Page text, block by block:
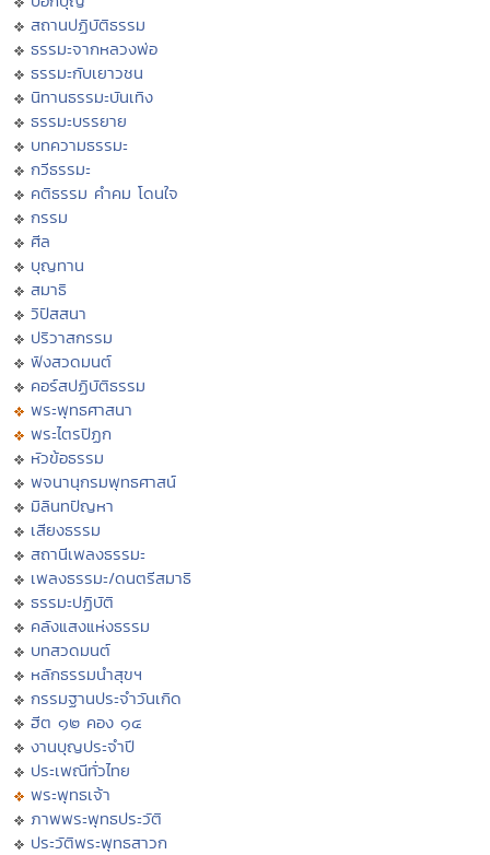
สถานปฏิบัติธรรม
ธรรมะจากหลวงพ่อ
ธรรมะกับเยาวชน
นิทานธรรมะบันเทิง
ธรรมะบรรยาย
บทความธรรมะ
กวีธรรมะ
คติธรรม คำคม โดนใจ
กรรม
ศีล
บุญทาน
สมาธิ
วิปัสสนา
ปริวาสกรรม
ฟังสวดมนต์
คอร์สปฏิบัติธรรม
พระพุทธศาสนา
พระไตรปิฏก
หัวข้อธรรม
พจนานุกรมพุทธศาสน์
มิลินทปัญหา
เสียงธรรม
สถานีเพลงธรรมะ
เพลงธรรมะ/ดนตรีสมาธิ
ธรรมะปฏิบัติ
คลังแสงแห่งธรรม
บทสวดมนต์
หลักธรรมนำสุขฯ
กรรมฐานประจำวันเกิด
ฮีต ๑๒ คอง ๑๔
งานบุญประจำปี
ประเพณีทั่วไทย
พระพุทธเจ้า
ภาพพระพุทธประวัติ
ประวัติพระพุทธสาวก